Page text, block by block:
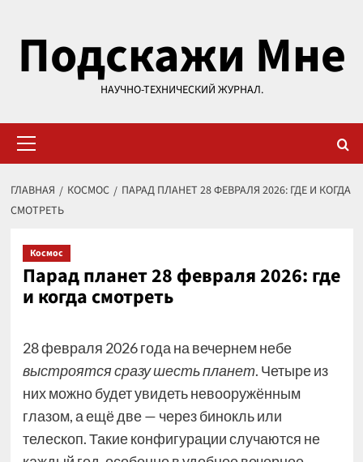
содержимому
Подскажи Мне
НАУЧНО-ТЕХНИЧЕСКИЙ ЖУРНАЛ.
меню
ГЛАВНАЯ КОСМОС
ПАРАД ПЛАНЕТ 28 ФЕВРАЛЯ 2026: ГДЕ И КОГДА
СМОТРЕТЬ
Космос
Парад планет 28 февраля 2026: где
и когда смотреть
28 февраля 2026 года на вечернем небе
выстроятся сразу шесть планет. Четыре из
них можно будет увидеть невооружённым
глазом, а ещё две — через бинокль или
телескоп. Такие конфигурации случаются не